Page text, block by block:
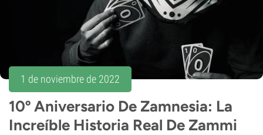
1 de noviembre de 2022
10º Aniversario De Zamnesia: La
Increíble Historia Real De Zammi